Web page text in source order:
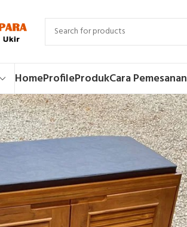
HomeProfileProdukCara Pemesanan